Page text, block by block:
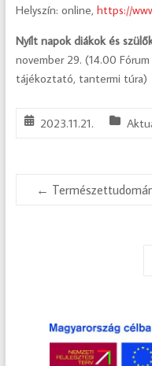
Helyszín: online, https://
Nyílt napok diákok és
november 29. (14.00
tájékoztató, tantermi túra)
2023.11.21.
←